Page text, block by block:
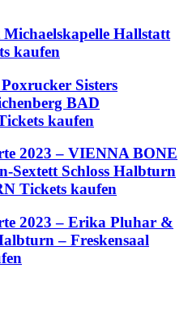
Michaelskapelle Hallstatt
kaufen
Sisters
BAD
kaufen
2023 – VIENNA BONE
Sextett Schloss Halbturn
Tickets kaufen
2023 – Erika Pluhar &
– Freskensaal